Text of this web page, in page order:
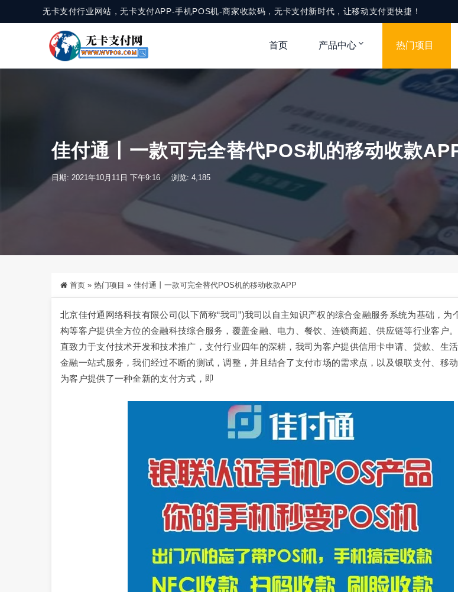
无卡支付行业网站，无卡支付APP-手机POS机-商家收款码，无卡支付新时代，让移动支付更快捷！
首页 产品中心 热门项目
佳付通丨一款可完全替代POS机的移动收款
日期: 2021年10月11日 下午9:16 浏览: 4,185
首页 » 热门项目 » 佳付通丨一款可完全替代POS机的移动收款APP
北京佳付通网络科技有限公司(以下简称“我司”)我司以自主知识产权的综合金融服务系统为基础，为
构等客户提供全方位的金融科技综合服务，覆盖金融、电力、餐饮、连锁商超、供应链等行业客户
直致力于支付技术开发和技术推广，支付行业四年的深耕，我司为客户提供信用卡申请、贷款、生
金融一站式服务，我们经过不断的测试，调整，并且结合了支付市场的需求点，以及银联支付、移动
为客户提供了一种全新的支付方式，即